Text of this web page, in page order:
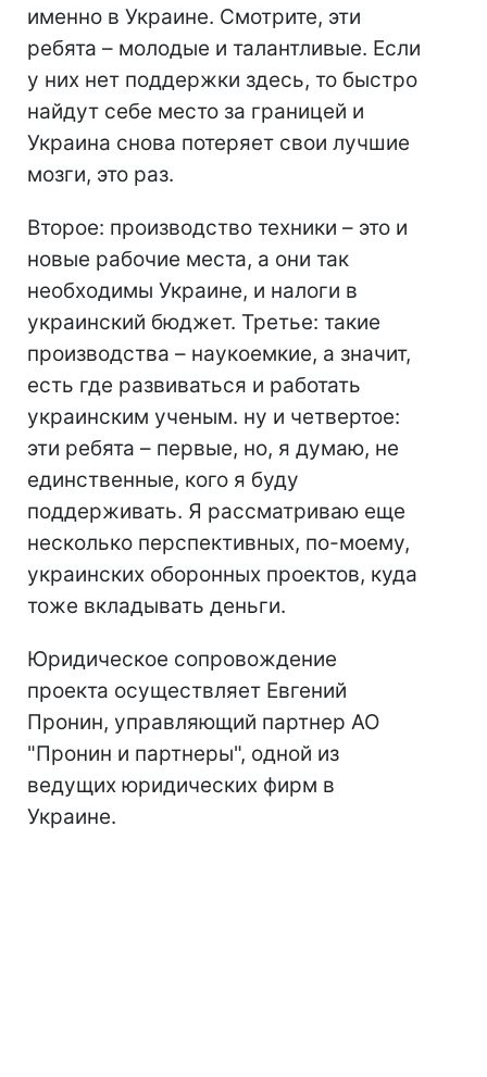
именно в Украине. Смотрите, эти
ребята – молодые и талантливые. Если
у них нет поддержки здесь, то быстро
найдут себе место за границей и
Украина снова потеряет свои лучшие
мозги, это раз.
Второе: производство техники – это и
новые рабочие места, а они так
необходимы Украине, и налоги в
украинский бюджет. Третье: такие
производства – наукоемкие, а значит,
есть где развиваться и работать
украинским ученым. ну и четвертое:
эти ребята – первые, но, я думаю, не
единственные, кого я буду
поддерживать. Я рассматриваю еще
несколько перспективных, по-моему,
украинских оборонных проектов, куда
тоже вкладывать деньги.
Юридическое сопровождение
проекта осуществляет Евгений
Пронин, управляющий партнер АО
"Пронин и партнеры", одной из
ведущих юридических фирм в
Украине.